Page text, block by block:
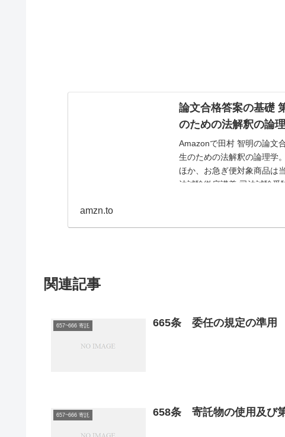
論文合格答案の基礎
のための法解釈の論
Amazonで田村 智明の論文
生のための法解釈の論理学
ほか、お急ぎ便対象商品は
法試験徹底講義 司法試験受
amzn.to
関連記事
657~666 寄託 665条 委任の規定の準用
657~666 寄託 658条 寄託物の使用及び